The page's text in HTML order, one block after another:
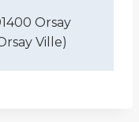
Orsay
Ville)